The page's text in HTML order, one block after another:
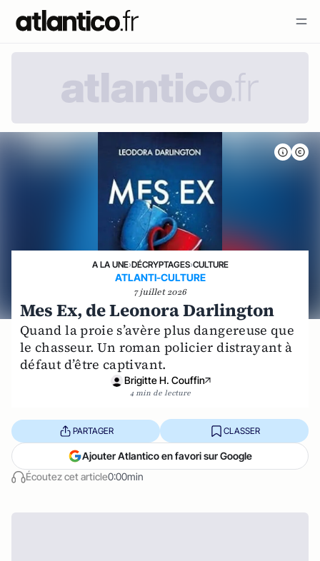
A LA UNE›DÉCRYPTAGES›CULTURE
ATLANTI-CULTURE
7 juillet 2026
Mes Ex, de Leonora Darlington
Quand la proie s’avère plus dangereuse que
le chasseur. Un roman policier distrayant à
défaut d’être captivant.
Brigitte H. Couffin
4 min de lecture
Écoutez cet article0:00min
PARTAGER CLASSER
Ajouter Atlantico en favori sur Google